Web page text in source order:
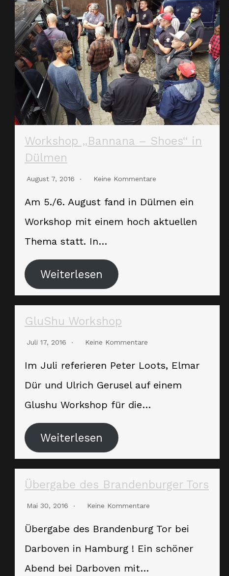
Workshop „Bannana – Shoes“ in
Dülmen
August 7, 2016 Keine Kommentare
Am 5./6. August fand in Dülmen ein
Workshop mit einem hoch aktuellen
Thema statt. In…
Weiterlesen
GluShu Workshop
Juli 17, 2016 Keine Kommentare
Im Juli referieren Peter Loots, Elmar
Dür und Ulrich Gerusel auf einem
Glushu Workshop für die…
Weiterlesen
Übergabe des Brandenburger Tors
Mai 30, 2016 Keine Kommentare
Übergabe des Brandenburg Tor bei
Darboven in Hamburg ! Ein schöner
Abend bei Darboven mit…